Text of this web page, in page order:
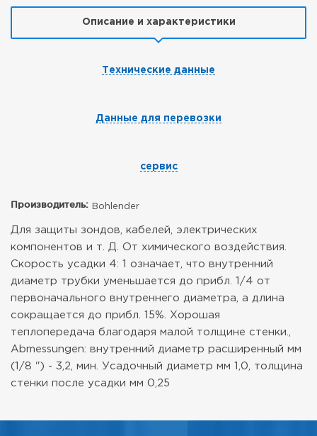
Описание и характеристики
Технические данные
Данные для перевозки
сервис
Производитель: Bohlender
Для защиты зондов, кабелей, электрических
компонентов и т. Д. От химического воздействия.
Скорость усадки 4: 1 означает, что внутренний
диаметр трубки уменьшается до прибл. 1/4 от
первоначального внутреннего диаметра, а длина
сокращается до прибл. 15%. Хорошая
теплопередача благодаря малой толщине стенки.,
Abmessungen: внутренний диаметр расширенный мм
(1/8 ") - 3,2, мин. Усадочный диаметр мм 1,0, толщина
стенки после усадки мм 0,25